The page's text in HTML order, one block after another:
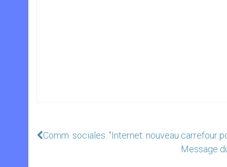
Comm. sociales: "Internet: nouveau carrefour
Message